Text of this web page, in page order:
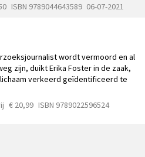
ISBN 9789044643589 06-07-2021
wordt vermoord en al
zijn, duikt Erika Foster in de zaak,
verkeerd geïdentificeerd te
€ 20,99 ISBN 9789022596524